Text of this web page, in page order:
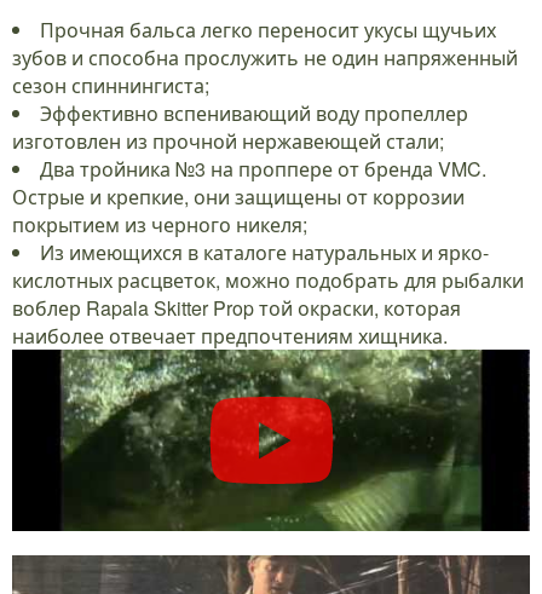
Прочная бальса легко переносит укусы щучьих
зубов и способна прослужить не один напряженный
сезон спиннингиста;
Эффективно вспенивающий воду пропеллер
изготовлен из прочной нержавеющей стали;
Два тройника №3 на проппере от бренда VMC.
Острые и крепкие, они защищены от коррозии
покрытием из черного никеля;
Из имеющихся в каталоге натуральных и ярко-
кислотных расцветок, можно подобрать для рыбалки
воблер Rapala Skitter Prop той окраски, которая
наиболее отвечает предпочтениям хищника.